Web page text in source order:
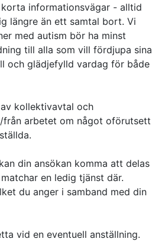
informationsvägar - alltid
längre än ett samtal bort. Vi
med autism bör ha minst
till alla som vill fördjupa sina
och glädjefylld vardag för både
kollektivavtal och
arbetet om något oförutsett
din ansökan komma att delas
en ledig tjänst där.
du anger i samband med din
vid en eventuell anställning.